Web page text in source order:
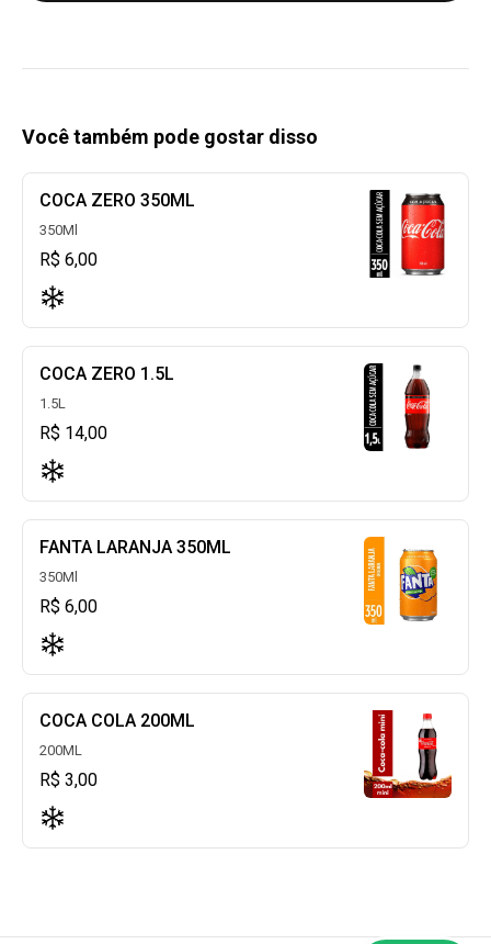
Você também pode gostar disso
COCA ZERO 350ML
350Ml
R$ 6,00
COCA ZERO 1.5L
1.5L
R$ 14,00
FANTA LARANJA 350ML
350Ml
R$ 6,00
COCA COLA 200ML
200ML
R$ 3,00